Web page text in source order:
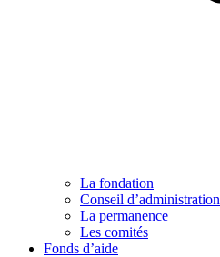
La fondation
Conseil d’administration
La permanence
Les comités
Fonds d’aide